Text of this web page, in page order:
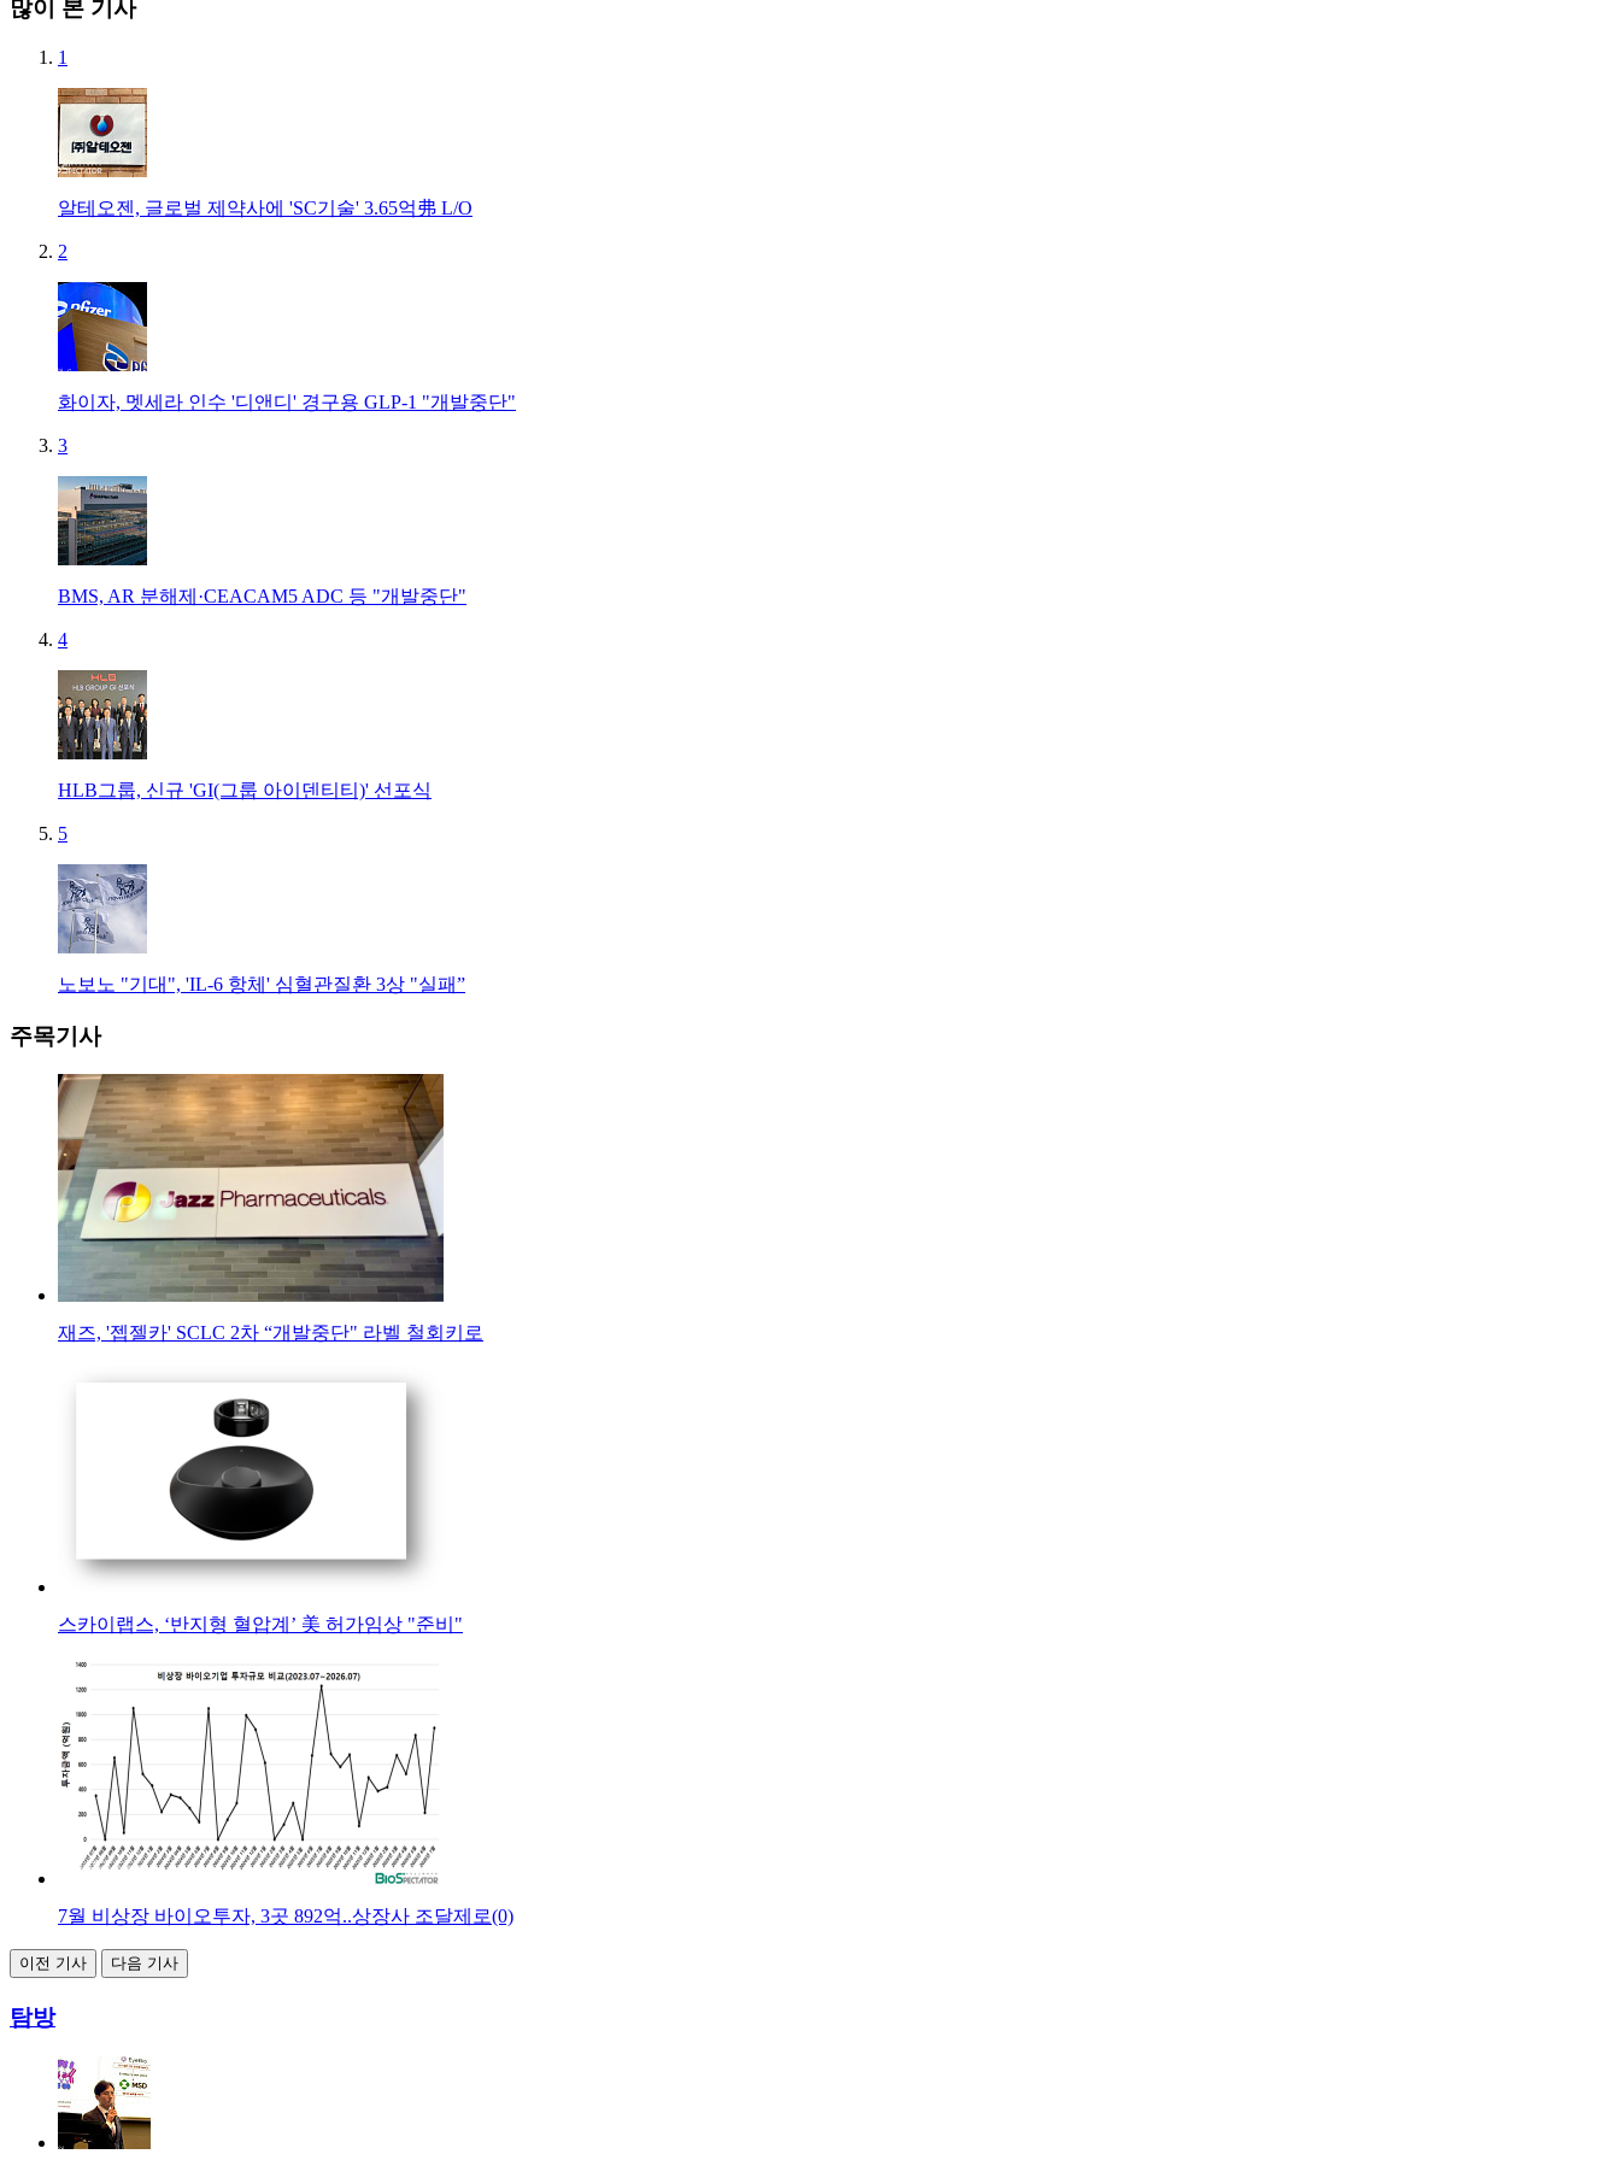
많이 본 기사
1
알테오젠, 글로벌 제약사에 'SC기술' 3.65억弗 L/O
2
화이자, 멧세라 인수 '디앤디' 경구용 GLP-1 "개발중단"
3
BMS, AR 분해제·CEACAM5 ADC 등 "개발중단"
4
HLB그룹, 신규 'GI(그룹 아이덴티티)' 선포식
5
노보노 "기대", 'IL-6 항체' 심혈관질환 3상 "실패”
주목기사
재즈, '젭젤카' SCLC 2차 “개발중단" 라벨 철회키로
스카이랩스, ‘반지형 혈압계’ 美 허가임상 "준비"
7월 비상장 바이오투자, 3곳 892억..상장사 조달제로(0)
이전 기사 다음 기사
탐방